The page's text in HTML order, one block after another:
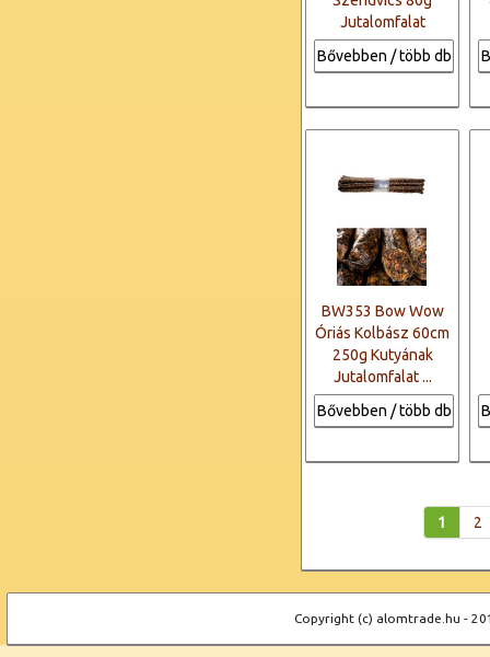
Jutalomfalat
Bővebben / több db
BW353 Bow Wow
Óriás Kolbász 60cm
250g Kutyának
Jutalomfalat ...
Bővebben / több db
1 2
Copyright (c) alomtrade.hu -